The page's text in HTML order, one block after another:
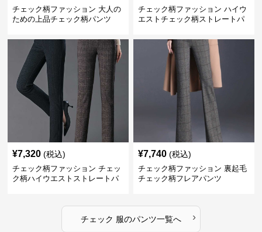
チェック柄ファッション 大人の
ための上品チェック柄パンツ
チェック柄ファッション ハイウ
エストチェック柄ストレートパ
¥7,320 (税込)
チェック柄ファッション チェッ
ク柄ハイウエストストレートパ
¥7,740 (税込)
チェック柄ファッション 裏起毛
チェック柄フレアパンツ
チェック 服のパンツ一覧へ ›